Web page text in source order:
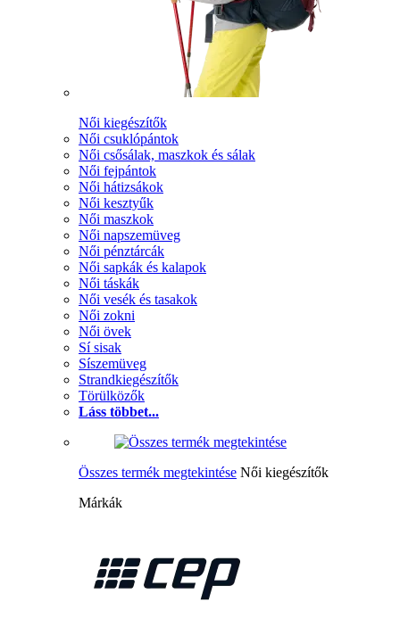
Női kiegészítők
Női csuklópántok
Női csősálak, maszkok és sálak
Női fejpántok
Női hátizsákok
Női kesztyűk
Női maszkok
Női napszemüveg
Női pénztárcák
Női sapkák és kalapok
Női táskák
Női vesék és tasakok
Női zokni
Női övek
Sí sisak
Síszemüveg
Strandkiegészítők
Törülközők
Láss többet...
Összes termék megtekintése Női kiegészítők
Márkák